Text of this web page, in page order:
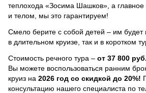
теплохода «Зосима Шашков», а главное
и телом, мы это гарантируем!
Смело берите с собой детей – им будет
в длительном круизе, так и в коротком
Стоимость речного тура – от 37 800 руб.
Вы можете воспользоваться ранним
круиз на 2026 год со скидкой до 20%!
консультацию нашего специалиста по